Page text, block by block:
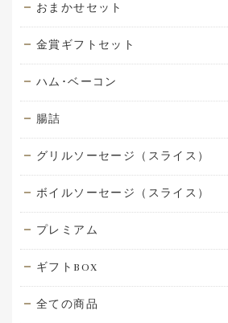
おまかせセット
金賞ギフトセット
ハム･ベーコン
腸詰
グリルソーセージ（スライス）
ボイルソーセージ（スライス）
プレミアム
ギフトBOX
全ての商品